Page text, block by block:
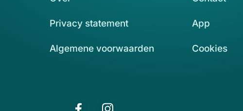
Privacy statement App
Algemene voorwaarden Cookies